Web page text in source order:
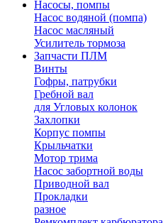
Насосы, помпы
Насос водяной (помпа)
Насос масляный
Усилитель тормоза
Запчасти ПЛМ
Винты
Гофры, патрубки
Гребной вал
для Угловых колонок
Захлопки
Корпус помпы
Крыльчатки
Мотор трима
Насос забортной воды
Приводной вал
Прокладки
разное